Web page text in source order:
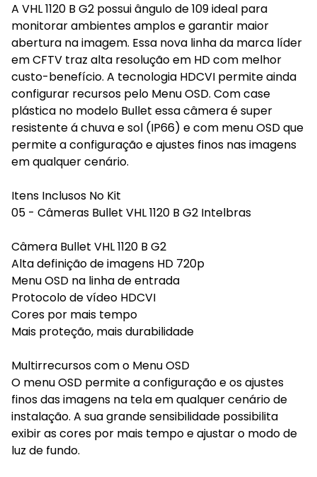
A VHL 1120 B G2 possui ângulo de 109 ideal para
monitorar ambientes amplos e garantir maior
abertura na imagem. Essa nova linha da marca líder
em CFTV traz alta resolução em HD com melhor
custo-benefício. A tecnologia HDCVI permite ainda
configurar recursos pelo Menu OSD. Com case
plástica no modelo Bullet essa câmera é super
resistente á chuva e sol (IP66) e com menu OSD que
permite a configuração e ajustes finos nas imagens
em qualquer cenário.
Itens Inclusos No Kit
05 - Câmeras Bullet VHL 1120 B G2 Intelbras
Câmera Bullet VHL 1120 B G2
Alta definição de imagens HD 720p
Menu OSD na linha de entrada
Protocolo de vídeo HDCVI
Cores por mais tempo
Mais proteção, mais durabilidade
Multirrecursos com o Menu OSD
O menu OSD permite a configuração e os ajustes
finos das imagens na tela em qualquer cenário de
instalação. A sua grande sensibilidade possibilita
exibir as cores por mais tempo e ajustar o modo de
luz de fundo.